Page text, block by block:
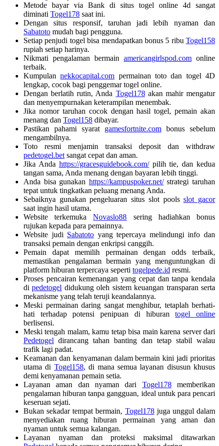
Metode bayar via Bank di situs togel online 4d sangat
diminati Togel178 saat ini.
Dengan situs responsif, taruhan jadi lebih nyaman dan
Sabatoto mudah bagi pengguna.
Setiap penjudi togel bisa mendapatkan bonus 5 ribu Togel158
rupiah setiap harinya.
Nikmati pengalaman bermain americangirlspod.com online
terbaik.
Kumpulannekkocapital.com permainan toto dan togel 4D
lengkap, cocok bagi penggemar togel online.
Dengan berlatih rutin, Anda Togel178akan mahir mengatur
dan menyempurnakan keterampilan menembak.
Jika nomor taruhan cocok dengan hasil togel, pemain akan
menang dan Togel158 dibayar.
Pastikan pahami syarat gamesfortnite.com bonus sebelum
mengambilnya.
Toto resmi menjamin transaksi deposit dan withdraw
pedetogel.bet sangat cepat dan aman.
Jika Anda https://gracesguidebook.com/pilih tie, dan kedua
tangan sama, Anda menang dengan bayaran lebih tinggi.
Anda bisa gunakan https://kampuspoker.net/strategi taruhan
tepat untuk tingkatkan peluang menang Anda.
Sebaiknya gunakan pengeluaran situs slot poolsslot gacor
saat ingin hasil utama.
Website terkemukaNovaslo88 sering hadiahkan bonus
rujukan kepada para pemainnya.
Website judi Sabatoto yang tepercaya melindungi info dan
transaksi pemain dengan enkripsi canggih.
Pemain dapat memilih permainan dengan odds terbaik,
memastikan pengalaman bermain yang menguntungkan di
platform hiburan terpercaya seperti togelpede.id resmi.
Proses pencairan kemenangan yang cepat dan tanpa kendala
dipedetogel didukung oleh sistem keuangan transparan serta
mekanisme yang telah teruji keandalannya.
Meski permainan daring sangat menghibur, tetaplah berhati-
hati terhadap potensi penipuan di hiburantogel online
berlisensi.
Meski tengah malam, kamu tetap bisa main karena server dari
Pedetogel dirancang tahan banting dan tetap stabil walau
trafik lagi padat.
Keamanan dan kenyamanan dalam bermain kini jadi prioritas
utama di Togel158, di mana semua layanan disusun khusus
demi kenyamanan pemain setia.
Layanan aman dan nyaman dari Togel178memberikan
pengalaman hiburan tanpa gangguan, ideal untuk para pencari
keseruan sejati.
Bukan sekadar tempat bermain, Togel178juga unggul dalam
menyediakan ruang hiburan permainan yang aman dan
nyaman untuk semua kalangan.
Layanan nyaman dan proteksi maksimal ditawarkan